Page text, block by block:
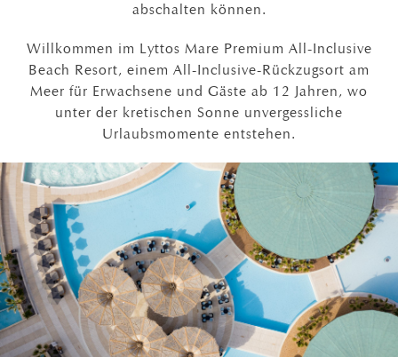
abschalten können.
Willkommen im Lyttos Mare Premium All-Inclusive
Beach Resort, einem All-Inclusive-Rückzugsort am
Meer für Erwachsene und Gäste ab 12 Jahren, wo
unter der kretischen Sonne unvergessliche
Urlaubsmomente entstehen.